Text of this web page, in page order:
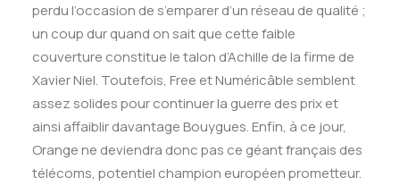
perdu l’occasion de s’emparer d’un réseau de qualité ;
un coup dur quand on sait que cette faible
couverture constitue le talon d’Achille de la firme de
Xavier Niel. Toutefois, Free et Numéricâble semblent
assez solides pour continuer la guerre des prix et
ainsi affaiblir davantage Bouygues. Enfin, à ce jour,
Orange ne deviendra donc pas ce géant français des
télécoms, potentiel champion européen prometteur.